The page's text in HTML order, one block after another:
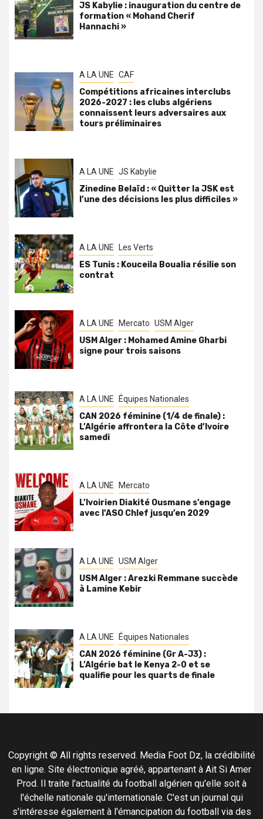
JS Kabylie : inauguration du centre de
formation « Mohand Cherif
Hannachi »
A LA UNE CAF
Compétitions africaines interclubs
2026-2027 : les clubs algériens
connaissent leurs adversaires aux
tours préliminaires
A LA UNE JS Kabylie
Zinedine Belaïd : « Quitter la JSK est
l’une des décisions les plus difficiles »
A LA UNE Les Verts
ES Tunis : Kouceila Boualia résilie son
contrat
A LA UNE Mercato USM Alger
USM Alger : Mohamed Amine Gharbi
signe pour trois saisons
A LA UNE Équipes Nationales
CAN 2026 féminine (1/4 de finale) :
L’Algérie affrontera la Côte d’Ivoire
samedi
A LA UNE Mercato
L’Ivoirien Diakité Ousmane s’engage
avec l’ASO Chlef jusqu’en 2029
A LA UNE USM Alger
USM Alger : Arezki Remmane succède
à Lamine Kebir
A LA UNE Équipes Nationales
CAN 2026 féminine (Gr A-J3) :
L’Algérie bat le Kenya 2-0 et se
qualifie pour les quarts de finale
Copyright © All rights reserved. Media Foot Dz, la crédibilité
en ligne. Site électronique agréé, appartenant à Ait Si Amer
Prod. Il traite l'actualité du football algérien qu'elle soit à
l'échelle nationale qu'internationale. C'est un journal qui
s'intéresse également à l'émancipation du football via des